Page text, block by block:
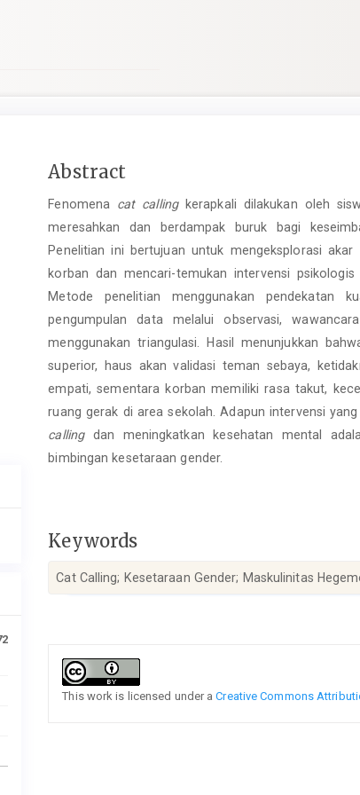
Main
Content
Abstract
Fenomena cat callingkerapkali dilakukan oleh
meresahkan dan berdampak buruk bagi
Penelitian ini bertujuan untuk mengeksplorasi akar
korban dan mencari-temukan intervensi
Metode penelitian menggunakan pendekatan
pengumpulan data melalui observasi,
menggunakan triangulasi. Hasil menunjukkan
superior, haus akan validasi teman sebaya,
empati, sementara korban memiliki rasa takut,
ruang gerak di area sekolah. Adapun intervensi
calling dan meningkatkan kesehatan mental
bimbingan kesetaraan gender.
Keywords
Cat Calling; Kesetaraan Gender; Maskulinitas
Details
This work is licensed under aCreative Commons